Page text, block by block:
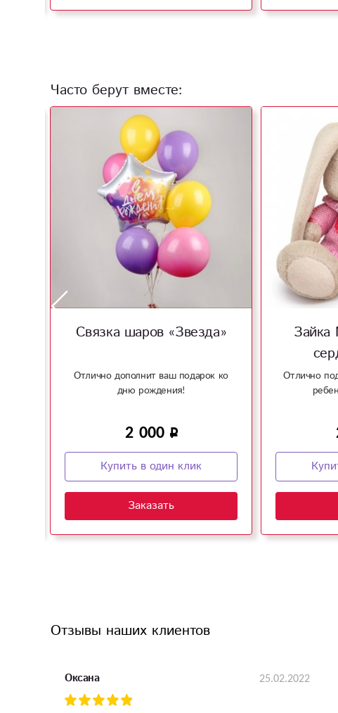
Часто берут вместе:
Связка шаров «Звезда»
Отлично дополнит ваш подарок ко
дню рождения!
2 000
Купить в один клик
Заказать
Зайка
Отлично
Отзывы наших клиентов
Оксана 25.02.2022